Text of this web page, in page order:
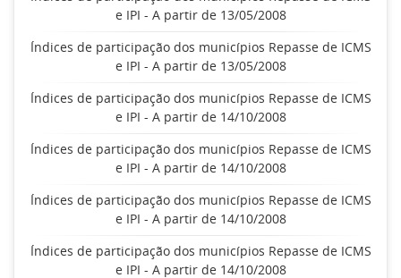
e IPI - A partir de 13/05/2008
Índices de participação dos municípios Repasse de ICMS
e IPI - A partir de 13/05/2008
Índices de participação dos municípios Repasse de ICMS
e IPI - A partir de 14/10/2008
Índices de participação dos municípios Repasse de ICMS
e IPI - A partir de 14/10/2008
Índices de participação dos municípios Repasse de ICMS
e IPI - A partir de 14/10/2008
Índices de participação dos municípios Repasse de ICMS
e IPI - A partir de 14/10/2008